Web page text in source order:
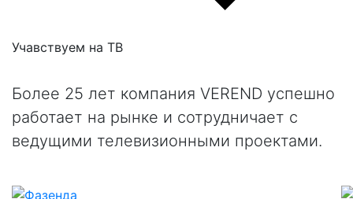
Учавствуем на ТВ
Более 25 лет компания VEREND успешно
работает на рынке и сотрудничает с
ведущими телевизионными проектами.